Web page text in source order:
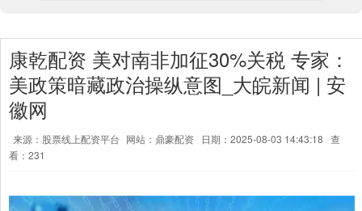
康乾配资 美对南非加征30%关税 专家：
美政策暗藏政治操纵意图_大皖新闻 | 安
徽网
来源：股票线上配资平台 网站：鼎豪配资 日期：2025-08-03 14:43:18 查
看：231